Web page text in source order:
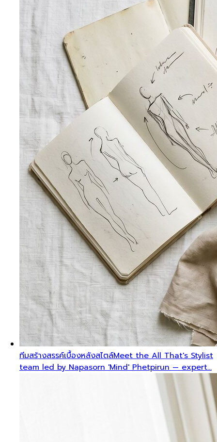
ทีมสร้างสรรค์เบื้องหลังสไตล์Meet the All That's Stylist
team led by Napasorn 'Mind' Phetpirun — expert…